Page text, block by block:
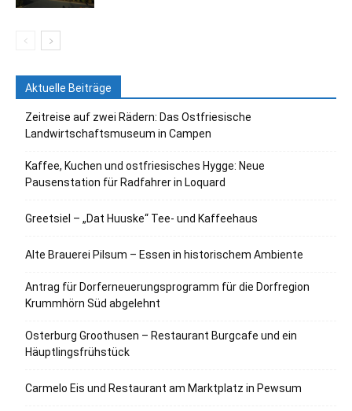
Aktuelle Beiträge
Zeitreise auf zwei Rädern: Das Ostfriesische
Landwirtschaftsmuseum in Campen
Kaffee, Kuchen und ostfriesisches Hygge: Neue
Pausenstation für Radfahrer in Loquard
Greetsiel – „Dat Huuske“ Tee- und Kaffeehaus
Alte Brauerei Pilsum – Essen in historischem Ambiente
Antrag für Dorferneuerungsprogramm für die Dorfregion
Krummhörn Süd abgelehnt
Osterburg Groothusen – Restaurant Burgcafe und ein
Häuptlingsfrühstück
Carmelo Eis und Restaurant am Marktplatz in Pewsum